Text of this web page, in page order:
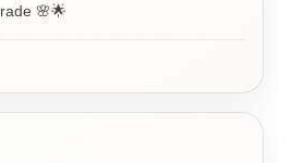
🌸🌟